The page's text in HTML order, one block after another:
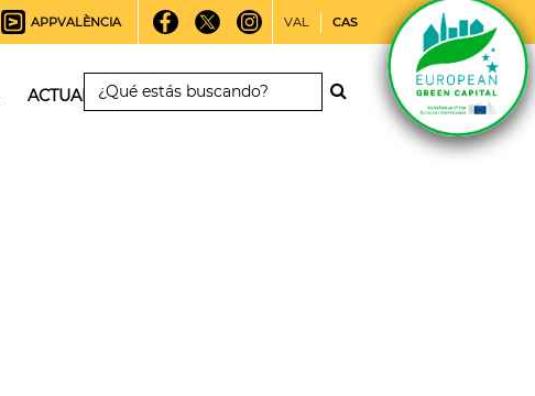
APPVALÈNCIA VAL CAS
ACTUALIDAD